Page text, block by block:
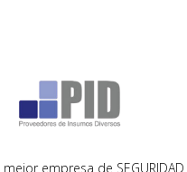
empresa de SEGURIDAD